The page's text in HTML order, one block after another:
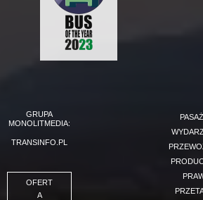
GRUPA
MONOLITMEDIA:
TRANSINFO.PL
OFERT
A